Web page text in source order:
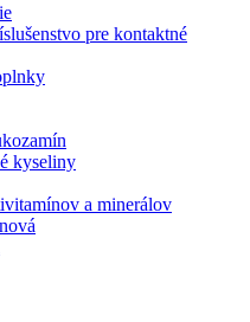
pre kontaktné
kyseliny
a minerálov